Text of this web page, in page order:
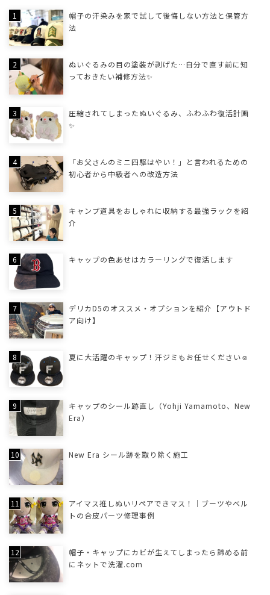
帽子の汗染みを家で試して後悔しない方法と保管方
法
ぬいぐるみの目の塗装が剥げた…自分で直す前に知
っておきたい補修方法✨
圧縮されてしまったぬいぐるみ、ふわふわ復活計画
✨
「お父さんのミニ四駆はやい！」と言われるための
初心者から中級者への改造方法
キャンプ道具をおしゃれに収納する最強ラックを紹
介
キャップの色あせはカラーリングで復活します
デリカD5のオススメ・オプションを紹介【アウトド
ア向け】
夏に大活躍のキャップ！汗ジミもお任せください☺
キャップのシール跡直し（Yohji Yamamoto、New
Era）
New Era シール跡を取り除く施工
アイマス推しぬいリペアできマス！｜ブーツやベル
トの合皮パーツ修理事例
帽子・キャップにカビが生えてしまったら諦める前
にネットで洗濯.com